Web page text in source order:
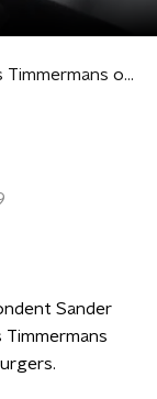
Brussel Bij Nacht: Frans Timmermans over ontevreden burgers
Sander
Timmermans